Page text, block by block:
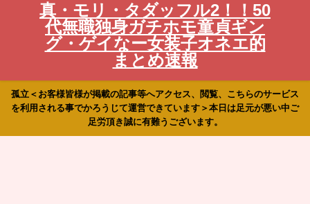
真・モリ・タダッフル2！！50
代無職独身ガチホモ童貞ギン
グ・ゲイなー女装子オネエ的
まとめ速報
孤立＜お客様皆様が掲載の記事等へアクセス、閲覧、こちらのサービス
を利用される事でかろうじて運営できています＞本日は足元が悪い中ご
足労頂き誠に有難うございます。